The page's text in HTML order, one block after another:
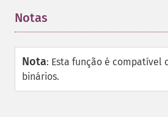
Notas
Nota: Esta função é compatível
binários.